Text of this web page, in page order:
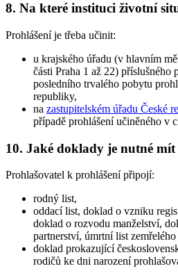
8. Na které instituci životní
Prohlášení je třeba učinit:
u krajského úřadu (v hlavním
části Praha 1 až 22) příslušného
posledního trvalého pobytu
republiky,
na zastupitelském úřadu České
případě prohlášení učiněného v
10. Jaké doklady je nutné mít
Prohlašovatel k prohlášení připojí:
rodný list,
oddací list, doklad o vzniku
doklad o rozvodu manželství,
partnerství, úmrtní list
doklad prokazující
rodičů ke dni narození